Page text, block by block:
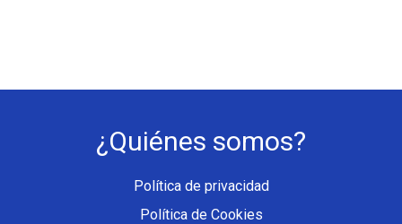
¿Quiénes somos?
Política de privacidad
Política de Cookies